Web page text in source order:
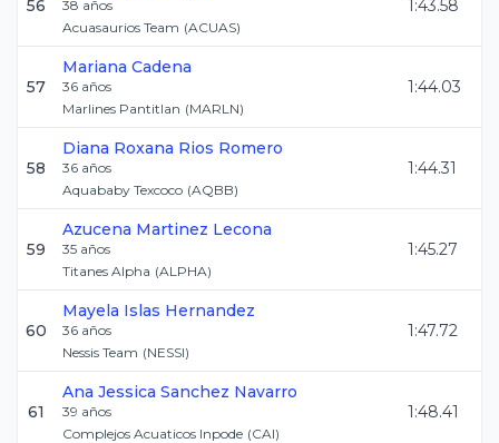
56 38 años
Acuasaurios Team (ACUAS)
1:43.58
57
Mariana Cadena
36 años
Marlines Pantitlan (MARLN)
1:44.03
58
Diana Roxana Rios Romero
36 años
Aquababy Texcoco (AQBB)
1:44.31
59
Azucena Martinez Lecona
35 años
Titanes Alpha (ALPHA)
1:45.27
60
Mayela Islas Hernandez
36 años
Nessis Team (NESSI)
1:47.72
61
Ana Jessica Sanchez Navarro
39 años
Complejos Acuaticos Inpode (CAI)
1:48.41